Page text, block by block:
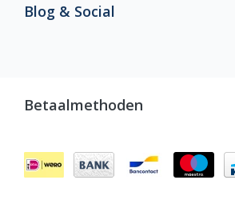
Blog & Social
Betaalmethoden